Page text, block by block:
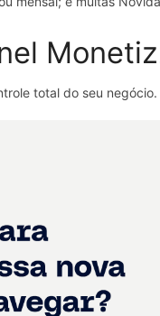
total do seu negócio.